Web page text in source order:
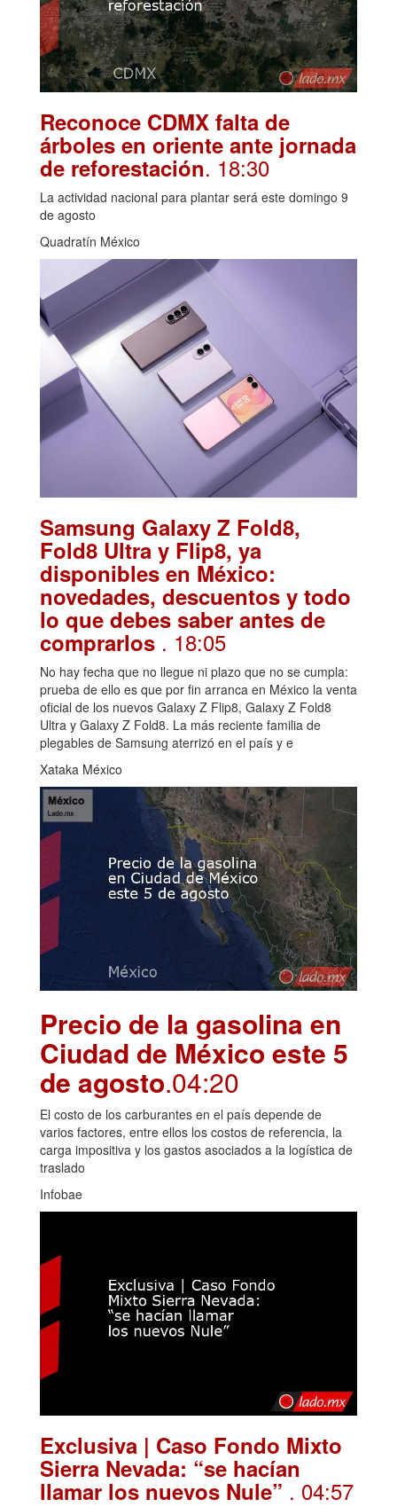
Reconoce CDMX falta de
árboles en oriente ante jornada
de reforestación. 18:30
La actividad nacional para plantar será este domingo 9
de agosto
Quadratín México
Samsung Galaxy Z Fold8,
Fold8 Ultra y Flip8, ya
disponibles en México:
novedades, descuentos y todo
lo que debes saber antes de
comprarlos . 18:05
No hay fecha que no llegue ni plazo que no se cumpla:
prueba de ello es que por fin arranca en México la venta
oficial de los nuevos Galaxy Z Flip8, Galaxy Z Fold8
Ultra y Galaxy Z Fold8. La más reciente familia de
plegables de Samsung aterrizó en el país y e
Xataka México
Precio de la gasolina en
Ciudad de México este 5
de agosto.04:20
El costo de los carburantes en el país depende de
varios factores, entre ellos los costos de referencia, la
carga impositiva y los gastos asociados a la logística de
traslado
Infobae
Exclusiva | Caso Fondo Mixto
Sierra Nevada: “se hacían
llamar los nuevos Nule” . 04:57